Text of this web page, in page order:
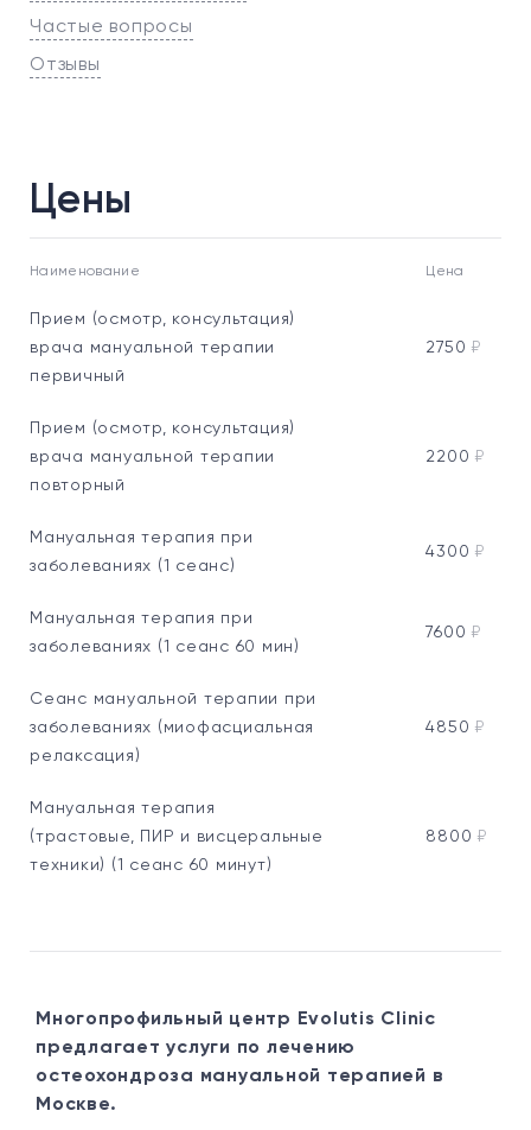
Частые вопросы
Отзывы
Цены
Наименование Цена
Прием (осмотр, консультация)
врача мануальной терапии
первичный
2750 ₽
Прием (осмотр, консультация)
врача мануальной терапии
повторный
2200 ₽
Мануальная терапия при
заболеваниях (1 сеанс)
4300 ₽
Мануальная терапия при
заболеваниях (1 сеанс 60 мин)
7600 ₽
Сеанс мануальной терапии при
заболеваниях (миофасциальная
релаксация)
4850 ₽
Мануальная терапия
(трастовые, ПИР и висцеральные
техники) (1 сеанс 60 минут)
8800 ₽
Многопрофильный центр Evolutis Clinic
предлагает услуги по лечению
остеохондроза мануальной терапией в
Москве.